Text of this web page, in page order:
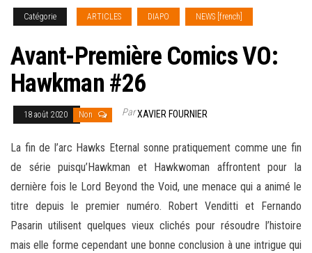
Catégorie ARTICLES DIAPO NEWS [french]
Avant-Première Comics VO:
Hawkman #26
18 août 2020 Non ParXAVIER FOURNIER
La fin de l’arc Hawks Eternal sonne pratiquement comme une fin
de série puisqu’Hawkman et Hawkwoman affrontent pour la
dernière fois le Lord Beyond the Void, une menace qui a animé le
titre depuis le premier numéro. Robert Venditti et Fernando
Pasarin utilisent quelques vieux clichés pour résoudre l’histoire
mais elle forme cependant une bonne conclusion à une intrigue qui